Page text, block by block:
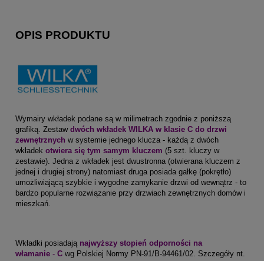
OPIS PRODUKTU
Wymairy wkładek podane są w milimetrach zgodnie z poniższą
grafiką. Zestaw dwóch wkładek WILKA w klasie C do drzwi
zewnętrznych w systemie jednego klucza - każdą z dwóch
wkładek otwiera się tym samym kluczem (5 szt. kluczy w
zestawie). Jedna z wkładek jest dwustronna (otwierana kluczem z
jednej i drugiej strony) natomiast druga posiada gałkę (pokrętło)
umożliwiającą szybkie i wygodne zamykanie drzwi od wewnątrz - to
bardzo popularne rozwiązanie przy drzwiach zewnętrznych domów i
mieszkań.
Wkładki posiadają najwyższy stopień odporności na
włamanie - C wg Polskiej Normy PN-91/B-94461/02. Szczegóły nt.